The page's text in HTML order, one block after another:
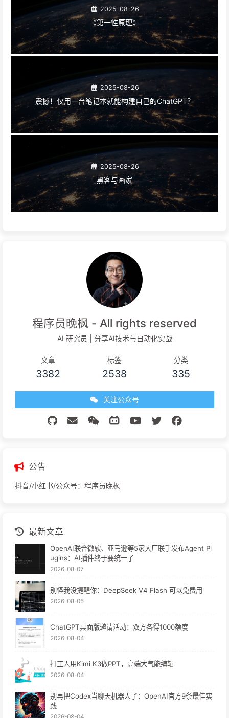
2025-08-26
《第一性原理》
2025-08-26
震撼！仅用一台笔记本就能构建自己的ChatGPT？
2025-08-26
黑客与画家
程序员晚枫 - All rights reserved
AI 研究员 | 分享AI技术与自动化实战
文章
3382
标签
2538
分类
335
关注公众号
公告
抖音/小红书/公众号：程序员晚枫
最新文章
OpenAI联合微软、亚马逊等5家大厂联手发布Agent Pl
ugins：AI插件终于要统一了
2026-08-07
别怪我没提醒你：DeepSeek V4 Flash 可以免费用
2026-08-05
ChatGPT桌面版邀请活动：双方各得1000额度
2026-08-04
打工人用Kimi K3做PPT，高端大气能编辑
2026-08-04
别再把Codex当聊天机器人了：OpenAI官方9条最佳实
践